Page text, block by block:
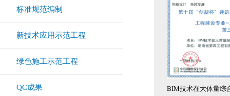
标准规范编制
新技术应用示范工程
绿色施工示范工程
QC成果